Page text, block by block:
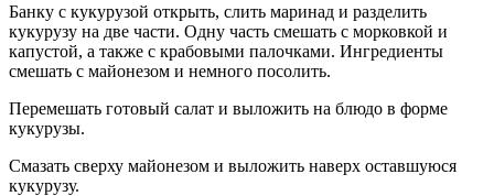
Банку с кукурузой открыть, слить маринад и разделить
кукурузу на две части. Одну часть смешать с морковкой и
капустой, а также с крабовыми палочками. Ингредиенты
смешать с майонезом и немного посолить.
Перемешать готовый салат и выложить на блюдо в форме
кукурузы.
Смазать сверху майонезом и выложить наверх оставшуюся
кукурузу.